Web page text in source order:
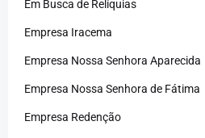
Em Busca de Relíquias
Empresa Iracema
Empresa Nossa Senhora Aparecida
Empresa Nossa Senhora de Fátima
Empresa Redenção